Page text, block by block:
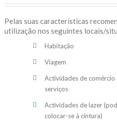
Pelas suas características
utilização nos seguintes locais/
Habitação
Viagem
Actividades de comércio
serviços
Actividades de lazer
colocar-se à cintura)